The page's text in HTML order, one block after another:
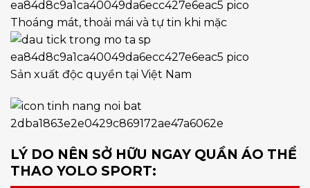
Thoáng mát, thoải mái và tự tin khi mặc
Sản xuất độc quyền tại Việt Nam
LÝ DO NÊN SỞ HỮU NGAY QUẦN ÁO THỂ
THAO YOLO SPORT: